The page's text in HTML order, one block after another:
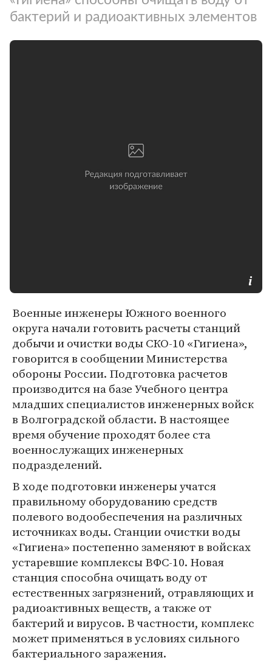
бактерий и радиоактивных элементов
Военные инженеры Южного военного
округа начали готовить расчеты станций
добычи и очистки воды СКО-10 «Гигиена»,
говорится в сообщении Министерства
обороны России. Подготовка расчетов
производится на базе Учебного центра
младших специалистов инженерных войск
в Волгоградской области. В настоящее
время обучение проходят более ста
военнослужащих инженерных
подразделений.
В ходе подготовки инженеры учатся
правильному оборудованию средств
полевого водообеспечения на различных
источниках воды. Станции очистки воды
«Гигиена» постепенно заменяют в войсках
устаревшие комплексы ВФС-10. Новая
станция способна очищать воду от
естественных загрязнений, отравляющих и
радиоактивных веществ, а также от
бактерий и вирусов. В частности, комплекс
может применяться в условиях сильного
бактериального заражения.